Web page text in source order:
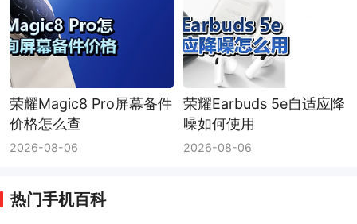
荣耀Magic8 Pro屏幕备件
价格怎么查
2026-08-06
荣耀Earbuds 5e自适应降
噪如何使用
2026-08-06
热门手机百科